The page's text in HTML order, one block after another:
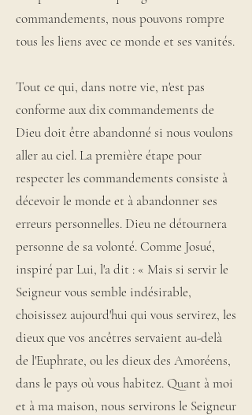
commandements, nous pouvons rompre
tous les liens avec ce monde et ses vanités.
Tout ce qui, dans notre vie, n'est pas
conforme aux dix commandements de
Dieu doit être abandonné si nous voulons
aller au ciel. La première étape pour
respecter les commandements consiste à
décevoir le monde et à abandonner ses
erreurs personnelles. Dieu ne détournera
personne de sa volonté. Comme Josué,
inspiré par Lui, l'a dit : « Mais si servir le
Seigneur vous semble indésirable,
choisissez aujourd'hui qui vous servirez, les
dieux que vos ancêtres servaient au-delà
de l'Euphrate, ou les dieux des Amoréens,
dans le pays où vous habitez. Quant à moi
et à ma maison, nous servirons le Seigneur